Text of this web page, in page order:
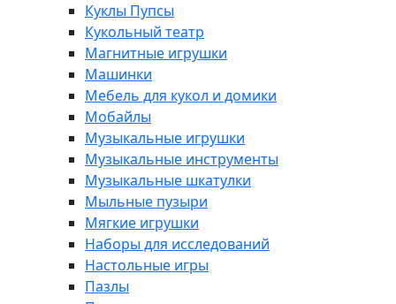
Куклы Пупсы
Кукольный театр
Магнитные игрушки
Машинки
Мебель для кукол и домики
Мобайлы
Музыкальные игрушки
Музыкальные инструменты
Музыкальные шкатулки
Мыльные пузыри
Мягкие игрушки
Наборы для исследований
Настольные игры
Пазлы